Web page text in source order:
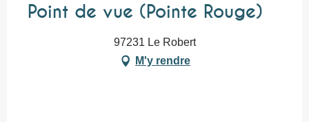
Point de vue (Pointe Rouge)
97231 Le Robert
M'y rendre